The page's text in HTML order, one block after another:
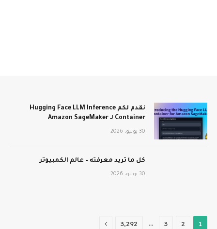
نقدم لكم Hugging Face LLM Inference
Container لـ Amazon SageMaker
30 يوليو، 2026
كل ما تريد معرفته – عالم الكمبيوتر
30 يوليو، 2026
1
2
3
… 3٬292 التالي